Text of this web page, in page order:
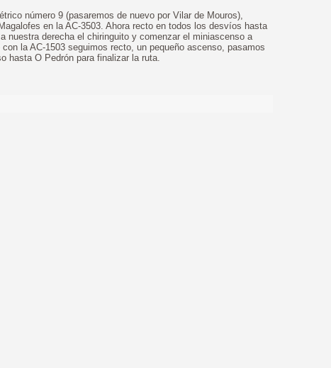
número 9 (pasaremos de nuevo por Vilar de Mouros),
en la AC-3503. Ahora recto en todos los desvíos hasta
nuestra derecha el chiringuito y comenzar el miniascenso a
la AC-1503 seguimos recto, un pequeño ascenso, pasamos
hasta O Pedrón para finalizar la ruta.